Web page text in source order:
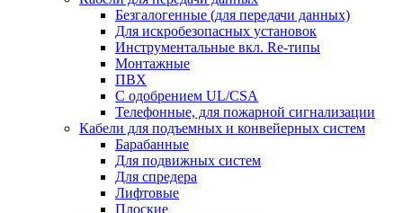
Безгалогенные (для передачи данных)
Для искробезопасных установок
Инструментальные вкл. Re-типы
Монтажные
ПВХ
С одобрением UL/CSA
Телефонные, для пожарной сигнализации
Кабели для подъемных и конвейерных систем
Барабанные
Для подвижных систем
Для спредера
Лифтовые
Плоские